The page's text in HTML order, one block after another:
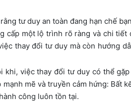
tư duy an toàn đang hạn chế
cấp một lộ trình rõ ràng và chi
thay đổi tư duy mà còn hướng
việc thay đổi tư duy có thể
mẽ và truyền cảm hứng: Bất
công luôn tồn tại.